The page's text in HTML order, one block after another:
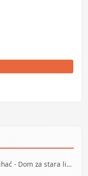
Starački dom Bihać - Dom za stare Bihać - Dom za stara lica Bihać